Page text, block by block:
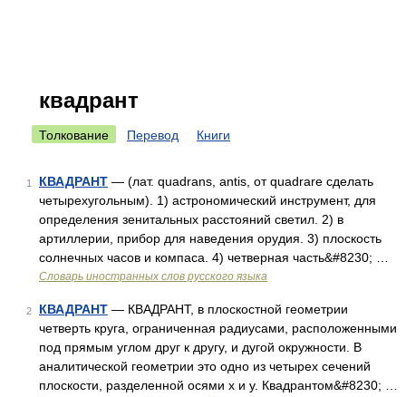
квадрант
Толкование Перевод Книги
1 КВАДРАНТ — (лат. quadrans, antis, от quadrare сделать
четырехугольным). 1) астрономический инструмент, для
определения зенитальных расстояний светил. 2) в
артиллерии, прибор для наведения орудия. 3) плоскость
солнечных часов и компаса. 4) четверная часть&#8230; …
Словарь иностранных слов русского языка
2 КВАДРАНТ — КВАДРАНТ, в плоскостной геометрии
четверть круга, ограниченная радиусами, расположенными
под прямым углом друг к другу, и дугой окружности. В
аналитической геометрии это одно из четырех сечений
плоскости, разделенной осями х и у. Квадрантом&#8230; …